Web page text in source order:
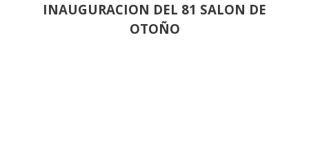
INAUGURACION DEL 81 SALON DE
OTOÑO